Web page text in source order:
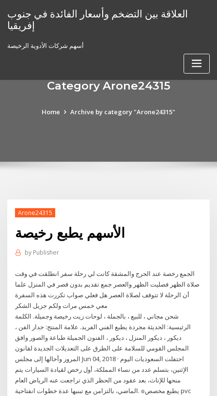
content
العلاقة بين التضخم وأسعار الفائدة في جنوب
إفريقيا
أسهم شركات الأدوية الرخيصة
Category Arone24315
Home Archive by category "Arone24315"
Arone24315
الأسهم يطبع رخيصة
by Publisher
الجمع رخصة عند الحرج والمشقة كانت لي رحلة سفر انطلقت في وقت
صلاة الظهر فصليت الظهر والعصر جمع تقديم بدون قصر في المنزل علما
أن الرحلة لا تتوقف لصلاة العصر هل فعلي صواب تكررت هذه السفرة
معي خمس مرات ولكم جزيل الشكر
شحن مجاني ، للبيع ، بالجملة ، لوحات زيت رخيصة وجميلة. الكلمة
الرئيسية: الحديثة مجردة يطبع الفني الفريد. علامة المنتج: جدار الفن ،
ديكور ، ديكور المنزل ، ديكور ، الفنون الجميلة طباعة والصور وافق
المجلس القومي للسلامة على الطرق على التعديلات الجديدة لقانون
المرور وأحالها إلى مجلس Jun 04, 2018 · احتفلت السعوديات اليوم
الإثنين، بتسلم عدد من نساء المملكة، أول رخص لقيادة السيارات يتم
منحها للإناث، بعد عقود من الحظر الذي تراجعت عنه الرياض العام
الماضي، بالتزامن مع تبنيها عدة خطوات انفتاحية. ๏يطبع مخصص pvc